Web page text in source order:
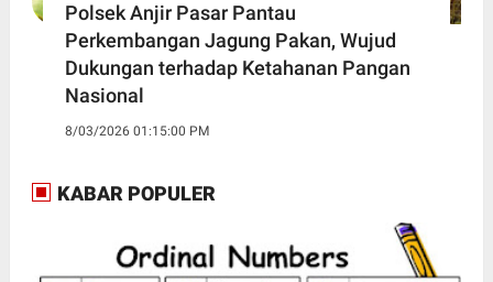
Polsek Anjir Pasar Pantau
Perkembangan Jagung Pakan, Wujud
Dukungan terhadap Ketahanan Pangan
Nasional
8/03/2026 01:15:00 PM
KABAR POPULER